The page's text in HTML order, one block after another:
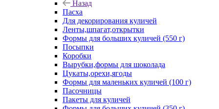
Назад
Пасха
Для декорирования куличей
Ленты,шпагат,открытки
Формы для больших куличей (550 г)
Посыпки
Коробки
Вырубки,формы для шоколада
Цукаты,орехи,ягоды
Формы для маленьких куличей (100 г)
Пасочницы
Пакеты для куличей